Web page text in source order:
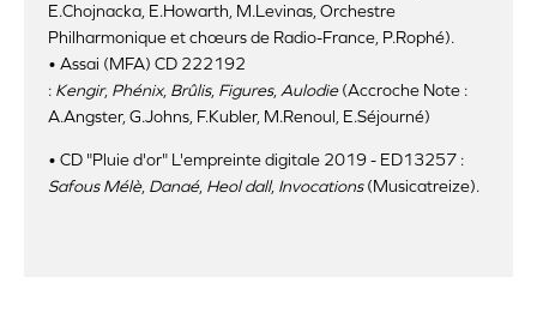
E.Chojnacka, E.Howarth, M.Levinas, Orchestre
Philharmonique et chœurs de Radio-France, P.Rophé).
• Assai (MFA) CD 222192
: Kengir, Phénix, Brûlis, Figures,Aulodie(Accroche Note :
A.Angster, G.Johns, F.Kubler, M.Renoul, E.Séjourné)
• CD "Pluie d'or" L'empreinte digitale 2019 - ED13257 :
Safous Mélè, Danaé, Heol dall, Invocations(Musicatreize).